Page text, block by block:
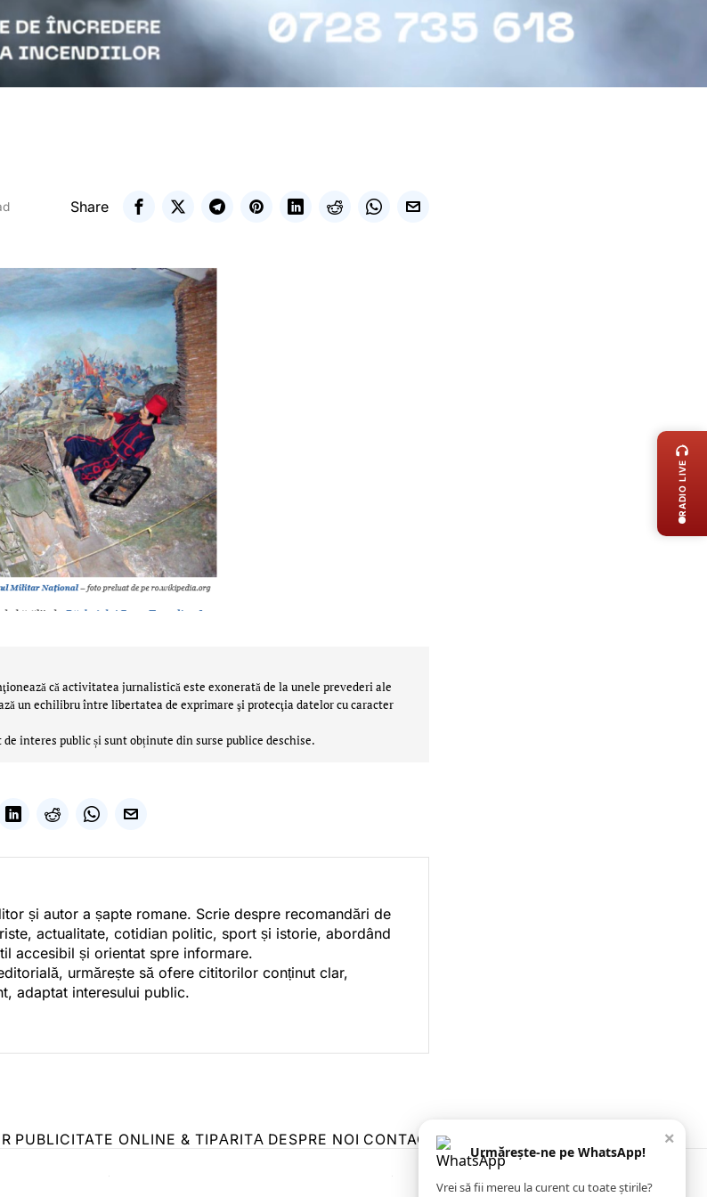
Share
că activitatea jurnalistică este exonerată de la unele prevederi ale
un echilibru între libertatea de exprimare şi protecţia datelor cu caracter
interes public și sunt obținute din surse publice deschise.
și autor a șapte romane. Scrie despre recomandări de
actualitate, cotidian politic, sport și istorie, abordând
accesibil și orientat spre informare.
urmărește să ofere cititorilor conținut clar,
adaptat interesului public.
PUBLICITATE ONLINE & TIPĂRITĂ DESPRE NOI CONTACT ZIARUL ANUNȚUL CĂLĂRĂȘEAN
×
Urmărește-ne pe WhatsApp!
Vrei să fii mereu la curent cu toate știrile?
RADIO LIVE